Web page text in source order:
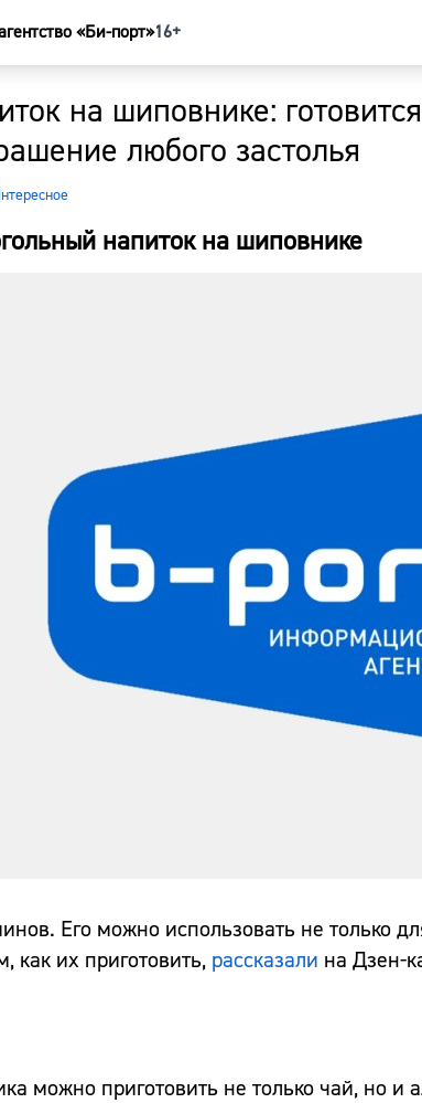
«Би-порт»16+
на шиповнике:
любого застолья
напиток на шиповнике
Его можно использовать не только
как их приготовить, рассказали на Дзен-
можно приготовить не только чай, но и